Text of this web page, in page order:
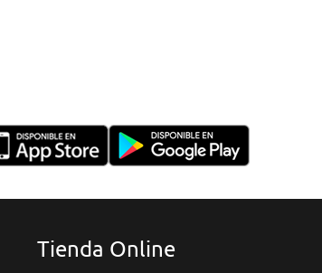
Tienda Online